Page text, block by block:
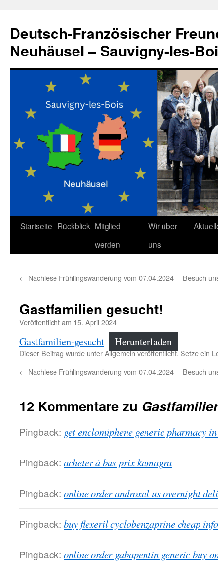
springen
Deutsch-Französischer
Neuhäusel – Sauvigny-les-
Startseite Rückblick Mitglied
werden
Wir über
uns
← Nachlese Frühlingswanderung vom 07.04.2024 Besuch
Gastfamilien gesucht!
Veröffentlicht am 15. April 2024
Gastfamilien-gesucht Herunterladen
Dieser Beitrag wurde unterAllgemeinveröffentlicht. Setze ein
← Nachlese Frühlingswanderung vom 07.04.2024 Besuch
12 Kommentare zu
Pingback: get enclomiphene generic pharmacy
Pingback: acheter à bas prix kamagra
Pingback: online order androxal us overnight
Pingback: buy flexeril cyclobenzaprine cheap info
Pingback: online order gabapentin generic buy